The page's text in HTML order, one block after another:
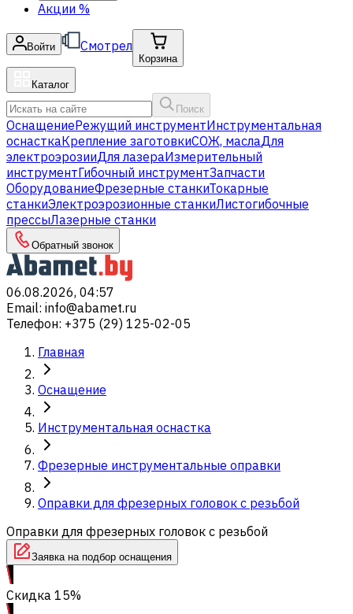
Акции %
Войти Смотрел
Корзина
Каталог
Поиск
ОснащениеРежущий инструментИнструментальная
оснасткаКрепление заготовкиСОЖ, маслаДля
электроэрозииДля лазераИзмерительный
инструментГибочный инструментЗапчасти
ОборудованиеФрезерные станкиТокарные
станкиЭлектроэрозионные станкиЛистогибочные
прессыЛазерные станки
Обратный звонок
06.08.2026, 04:57
Email: info@abamet.ru
Телефон: +375 (29) 125-02-05
Главная
Оснащение
Инструментальная оснастка
Фрезерные инструментальные оправки
Оправки для фрезерных головок с резьбой
Оправки для фрезерных головок с резьбой
Заявка на подбор оснащения
Скидка 15%